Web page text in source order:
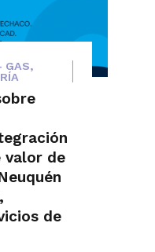
GAS,
valor de
de